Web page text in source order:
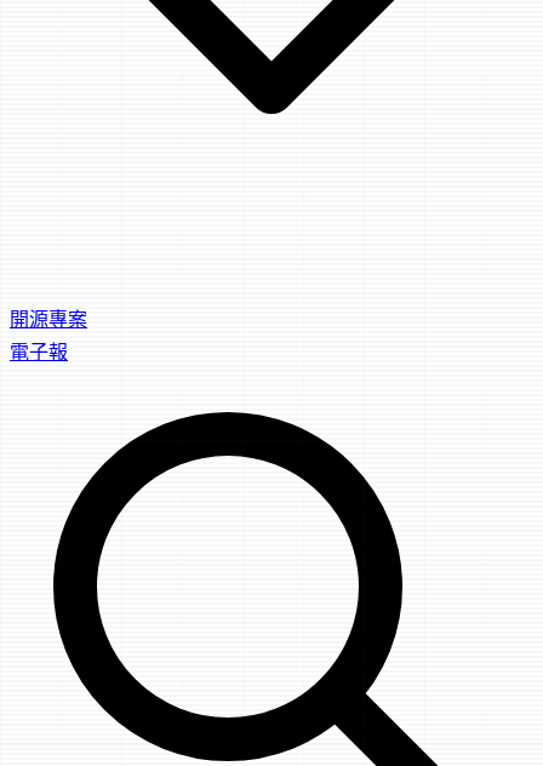
開源專案
電子報